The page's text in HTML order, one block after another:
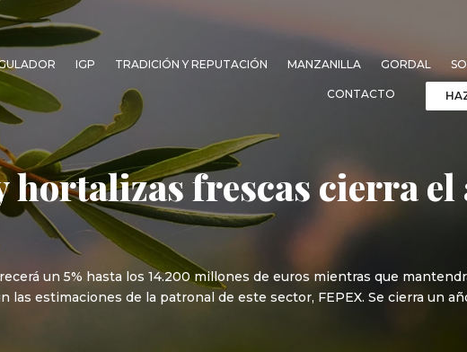
IGP TRADICIÓN Y REPUTACIÓN MANZANILLA GORDAL
CONTACTO
frescas cierra el
un 5% hasta los 14.200 millones de euros mientras que
las estimaciones de la patronal de este sector, FEPEX. Se cierra un